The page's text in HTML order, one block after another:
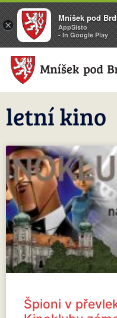
letní kino
Špioni v
×
Mníšek pod
AppSisto
- In Google Play